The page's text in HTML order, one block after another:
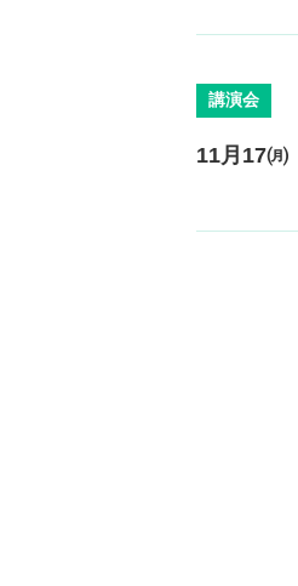
講演会
11月17㈪